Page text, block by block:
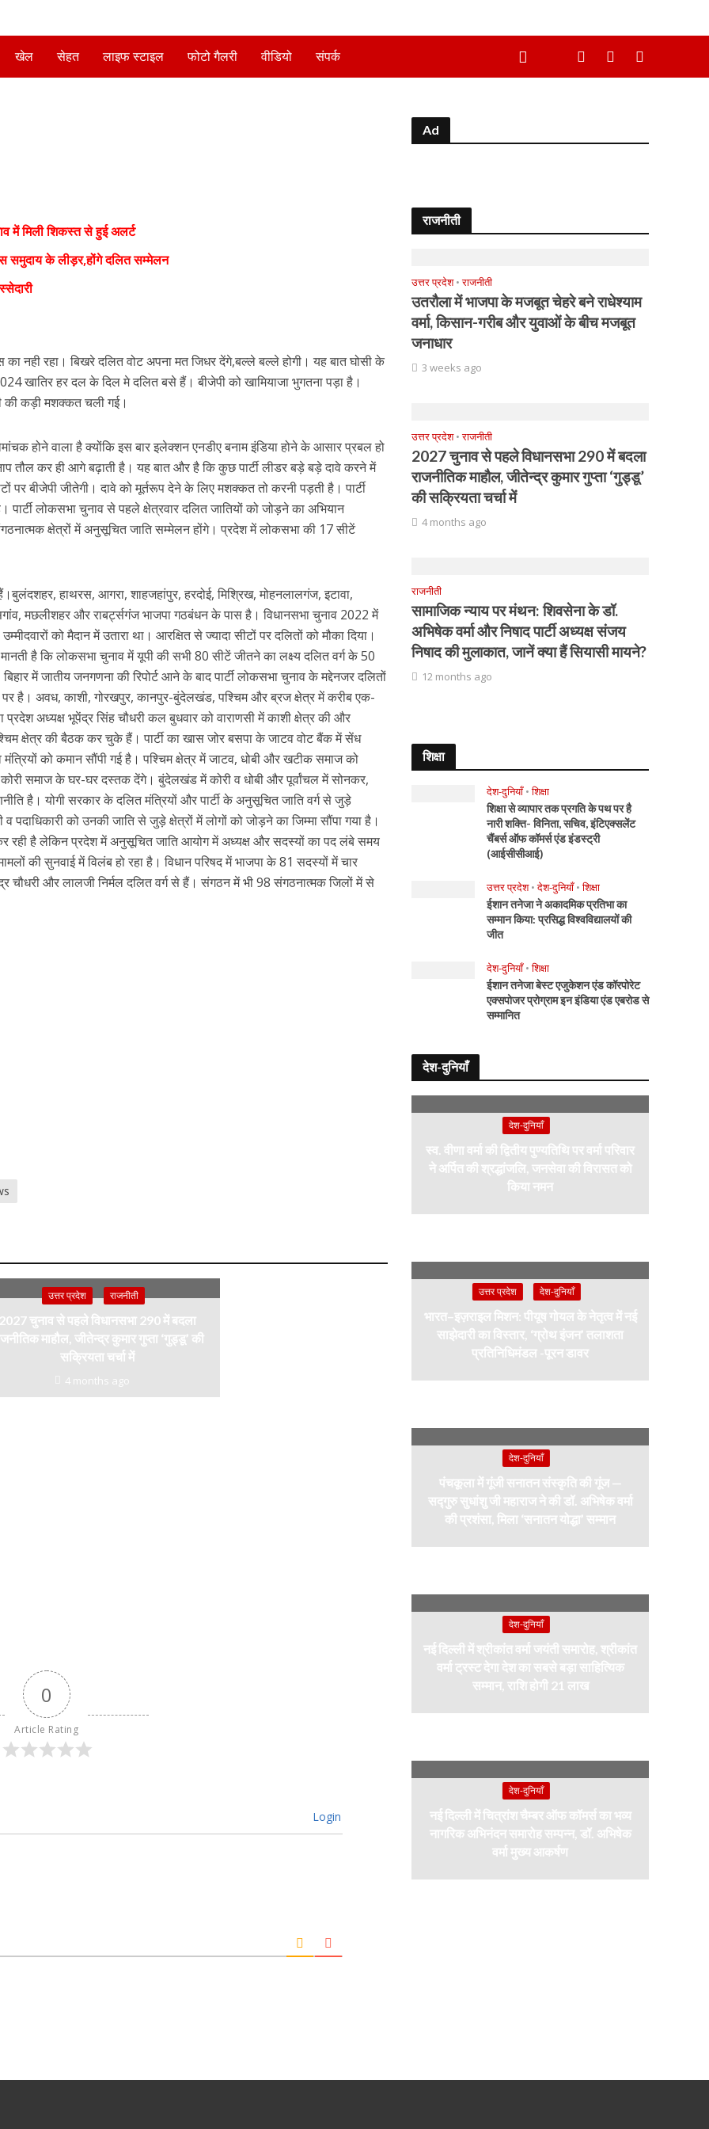
खेल सेहत लाइफ स्टाइल फोटो गैलरी वीडियो संपर्क
में मिली शिकस्त से हुई अलर्ट
समुदाय के लीड़र,होंगे दलित सम्मेलन
नही रहा। बिखरे दलित वोट अपना मत जिधर देंगे,बल्ले बल्ले होगी। यह बात घोसी के
खातिर हर दल के दिल मे दलित बसे हैं। बीजेपी को खामियाजा भुगतना पड़ा है।
की कड़ी मशक्कत चली गई।
होने वाला है क्योंकि इस बार इलेक्शन एनडीए बनाम इंडिया होने के आसार प्रबल हो
तौल कर ही आगे बढ़ाती है। यह बात और है कि कुछ पार्टी लीडर बड़े बड़े दावे करने में
बीजेपी जीतेगी। दावे को मूर्तरूप देने के लिए मशक्कत तो करनी पड़ती है। पार्टी
लोकसभा चुनाव से पहले क्षेत्रवार दलित जातियों को जोड़ने का अभियान
क्षेत्रों में अनुसूचित जाति सम्मेलन होंगे। प्रदेश में लोकसभा की 17 सीटें
हाथरस, आगरा, शाहजहांपुर, हरदोई, मिश्रिख, मोहनलालगंज, इटावा,
मछलीशहर और राबर्ट्सगंज भाजपा गठबंधन के पास है। विधानसभा चुनाव 2022 में
को मैदान में उतारा था। आरक्षित से ज्यादा सीटों पर दलितों को मौका दिया।
मानती है कि लोकसभा चुनाव में यूपी की सभी 80 सीटें जीतने का लक्ष्य दलित वर्ग के 50
में जातीय जनगणना की रिपोर्ट आने के बाद पार्टी लोकसभा चुनाव के मद्देनजर दलितों
पर है। अवध, काशी, गोरखपुर, कानपुर-बुंदेलखंड, पश्चिम और ब्रज क्षेत्र में करीब एक-
अध्यक्ष भूपेंद्र सिंह चौधरी कल बुधवार को वाराणसी में काशी क्षेत्र की और
क्षेत्र की बैठक कर चुके हैं। पार्टी का खास जोर बसपा के जाटव वोट बैंक में सेंध
को कमान सौंपी गई है। पश्चिम क्षेत्र में जाटव, धोबी और खटीक समाज को
समाज के घर-घर दस्तक देंगे। बुंदेलखंड में कोरी व धोबी और पूर्वांचल में सोनकर,
है। योगी सरकार के दलित मंत्रियों और पार्टी के अनुसूचित जाति वर्ग से जुड़े
व पदाधिकारी को उनकी जाति से जुड़े क्षेत्रों में लोगों को जोड़ने का जिम्मा सौंपा गया है।
रही है लेकिन प्रदेश में अनुसूचित जाति आयोग में अध्यक्ष और सदस्यों का पद लंबे समय
की सुनवाई में विलंब हो रहा है। विधान परिषद में भाजपा के 81 सदस्यों में चार
चौधरी और लालजी निर्मल दलित वर्ग से हैं। संगठन में भी 98 संगठनात्मक जिलों में से
उत्तर प्रदेश राजनीती
2027 चुनाव से पहले विधानसभा 290 में बदला
माहौल, जीतेन्द्र कुमार गुप्ता ‘गुड्डू’ की
सक्रियता चर्चा में
4 months ago
0
Article Rating
Login
Ad
राजनीती
उत्तर प्रदेश • राजनीती
उतरौला में भाजपा के मजबूत चेहरे बने राधेश्याम
वर्मा, किसान-गरीब और युवाओं के बीच मजबूत
जनाधार
3 weeks ago
उत्तर प्रदेश • राजनीती
2027 चुनाव से पहले विधानसभा 290 में बदला
राजनीतिक माहौल, जीतेन्द्र कुमार गुप्ता ‘गुड्डू’
की सक्रियता चर्चा में
4 months ago
राजनीती
सामाजिक न्याय पर मंथन: शिवसेना के डॉ.
अभिषेक वर्मा और निषाद पार्टी अध्यक्ष संजय
निषाद की मुलाकात, जानें क्या हैं सियासी मायने?
12 months ago
शिक्षा
देश-दुनियाँ • शिक्षा
शिक्षा से व्यापार तक प्रगति के पथ पर है
नारी शक्ति- विनिता, सचिव, इंटिएक्सलेंट
चैंबर्स ऑफ कॉमर्स एंड इंडस्ट्री
(आईसीसीआई)
उत्तर प्रदेश • देश-दुनियाँ • शिक्षा
ईशान तनेजा ने अकादमिक प्रतिभा का
सम्मान किया: प्रसिद्ध विश्वविद्यालयों की
जीत
देश-दुनियाँ • शिक्षा
ईशान तनेजा बेस्ट एजुकेशन एंड कॉरपोरेट
एक्सपोजर प्रोग्राम इन इंडिया एंड एबरोड से
सम्मानित
देश-दुनियाँ
देश-दुनियाँ
स्व. वीणा वर्मा की द्वितीय पुण्यतिथि पर वर्मा परिवार
ने अर्पित की श्रद्धांजलि, जनसेवा की विरासत को
किया नमन
उत्तर प्रदेश देश-दुनियाँ
भारत–इज़राइल मिशन: पीयूष गोयल के नेतृत्व में नई
साझेदारी का विस्तार, ‘ग्रोथ इंजन’ तलाशता
प्रतिनिधिमंडल -पूरन डावर
देश-दुनियाँ
पंचकूला में गूंजी सनातन संस्कृति की गूंज —
सद्गुरु सुधांशु जी महाराज ने की डॉ. अभिषेक वर्मा
की प्रशंसा, मिला ‘सनातन योद्धा’ सम्मान
देश-दुनियाँ
नई दिल्ली में श्रीकांत वर्मा जयंती समारोह, श्रीकांत
वर्मा ट्रस्ट देगा देश का सबसे बड़ा साहित्यिक
सम्मान, राशि होगी 21 लाख
देश-दुनियाँ
नई दिल्ली में चित्रांश चैम्बर ऑफ कॉमर्स का भव्य
नागरिक अभिनंदन समारोह सम्पन्न, डॉ. अभिषेक
वर्मा मुख्य आकर्षण